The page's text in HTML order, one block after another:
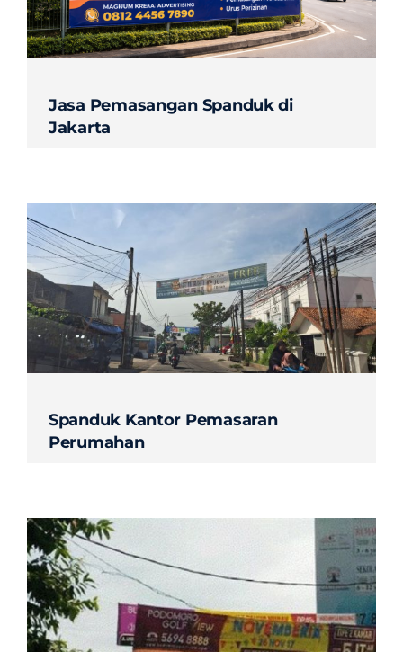
Jasa Pemasangan Spanduk di
Jakarta
Spanduk Kantor Pemasaran
Perumahan